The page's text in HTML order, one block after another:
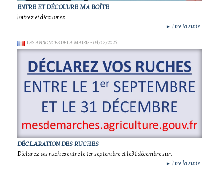
ENTRE ET DÉCOUVRE MA BOÎTE
Entrez et découvrez.
► Lire la suite
LES ANNONCES DE LA MAIRIE- 04/12/2025
DÉCLARATION DES RUCHES
Déclarez vos ruches entre le 1er septembre et le 31 décembre sur.
► Lire la suite